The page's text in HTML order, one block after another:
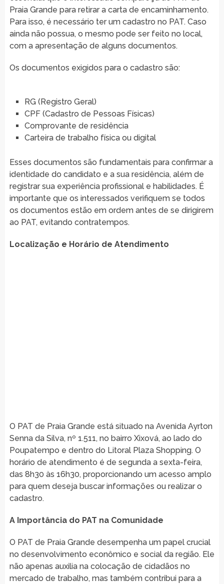
Praia Grande para retirar a carta de encaminhamento.
Para isso, é necessário ter um cadastro no PAT. Caso
ainda não possua, o mesmo pode ser feito no local,
com a apresentação de alguns documentos.
Os documentos exigidos para o cadastro são:
RG (Registro Geral)
CPF (Cadastro de Pessoas Físicas)
Comprovante de residência
Carteira de trabalho física ou digital
Esses documentos são fundamentais para confirmar a
identidade do candidato e a sua residência, além de
registrar sua experiência profissional e habilidades. É
importante que os interessados verifiquem se todos
os documentos estão em ordem antes de se dirigirem
ao PAT, evitando contratempos.
Localização e Horário de Atendimento
O PAT de Praia Grande está situado na Avenida Ayrton
Senna da Silva, nº 1.511, no bairro Xixová, ao lado do
Poupatempo e dentro do Litoral Plaza Shopping. O
horário de atendimento é de segunda a sexta-feira,
das 8h30 às 16h30, proporcionando um acesso amplo
para quem deseja buscar informações ou realizar o
cadastro.
A Importância do PAT na Comunidade
O PAT de Praia Grande desempenha um papel crucial
no desenvolvimento econômico e social da região. Ele
não apenas auxilia na colocação de cidadãos no
mercado de trabalho, mas também contribui para a